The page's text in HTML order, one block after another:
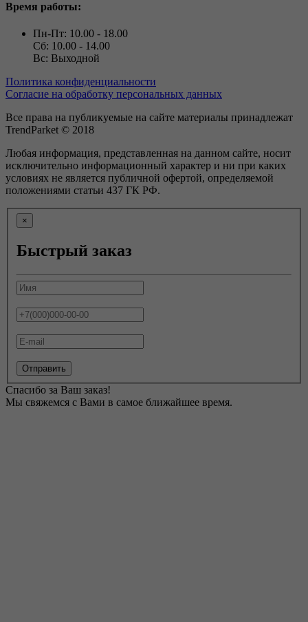
Время работы:
Пн-Пт: 10.00 - 18.00
Сб: 10.00 - 14.00
Вс: Выходной
Политика конфиденциальности
Согласие на обработку персональных данных
Все права на публикуемые на сайте материалы принадлежат
TrendParket © 2018
Любая информация, представленная на данном сайте, носит
исключительно информационный характер и ни при каких
условиях не является публичной офертой, определяемой
положениями статьи 437 ГК РФ.
×
Быстрый заказ
Отправить
Спасибо за Ваш заказ!
Мы свяжемся с Вами в самое ближайшее время.